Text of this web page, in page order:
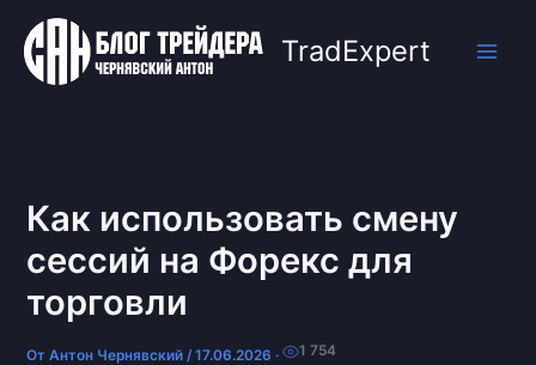
Перейти
содержимому
TradExpert
Как использовать смену
сессий на Форекс для
торговли
ОтАнтон Чернявский/17.06.2026 · 1 754